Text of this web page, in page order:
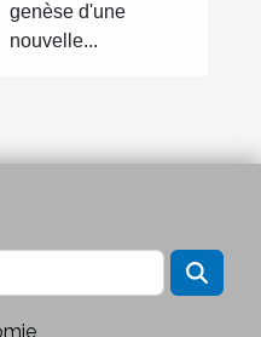
genèse d'une
nouvelle...